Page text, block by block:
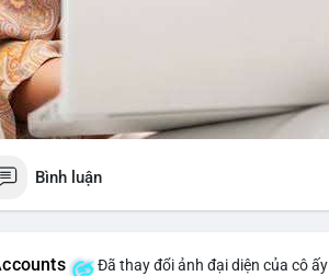
Bình luận
Đã thay đổi ảnh đại diện của cô ấy